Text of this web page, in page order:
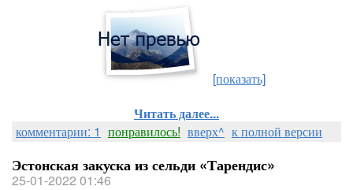
[показать]
Читать далее...
комментарии: 1 понравилось! вверх^ к полной версии
Эстонская закуска из сельди «Тарендис»
25-01-2022 01:46